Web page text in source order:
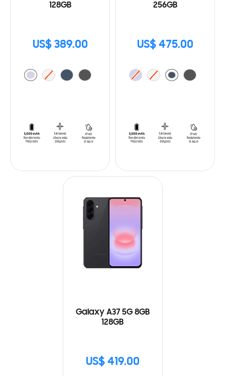
128GB
US$ 389.00
256GB
US$ 475.00
Galaxy A37 5G 8GB
128GB
US$ 419.00